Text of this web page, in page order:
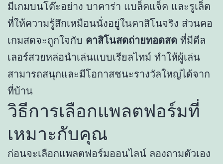
มีเกมบนโต๊ะอย่าง บาคาร่า แบล็คแจ็ค และรูเล็ต
ที่ให้ความรู้สึกเหมือนนั่งอยู่ในคาสิโนจริง ส่วนคอ
เกมสดจะถูกใจกับ คาสิโนสดถ่ายทอดสด ที่มีดีล
เลอร์สวยหล่อนำเล่นแบบเรียลไทม์ ทำให้ผู้เล่น
สามารถสนุกและมีโอกาสชนะรางวัลใหญ่ได้จาก
ที่บ้าน
วิธีการเลือกแพลตฟอร์มที่
เหมาะกับคุณ
ก่อนจะเลือกแพลตฟอร์มออนไลน์ ลองถามตัวเอง